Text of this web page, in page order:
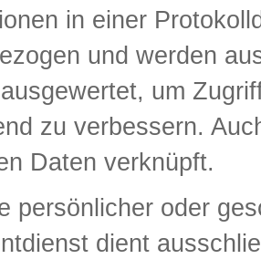
in einer
und werden
um
zu verbessern.
Daten verknüpft.
persönlicher oder
dient